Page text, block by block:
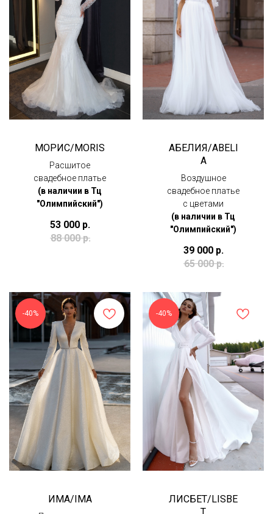
МОРИС/MORIS
Расшитое
свадебное платье
(в наличии в Тц
"Олимпийский")
53 000 р.
88 000 р.
АБЕЛИЯ/ABELI
A
Воздушное
свадебное платье
с цветами
(в наличии в Тц
"Олимпийский")
39 000 р.
65 000 р.
-40%
ИМА/IMA
-40%
ЛИСБЕТ/LISBE